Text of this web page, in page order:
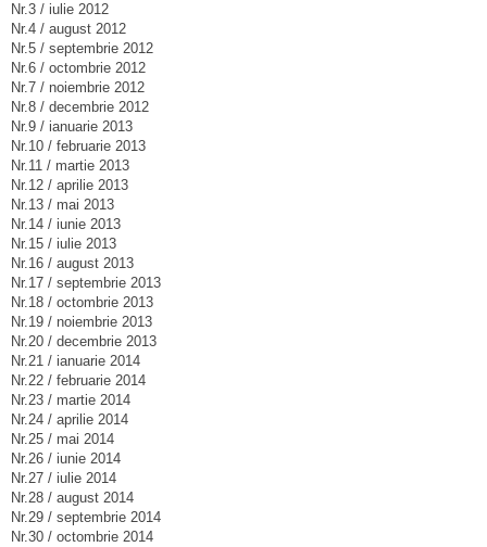
Nr.3 / iulie 2012
Nr.4 / august 2012
Nr.5 / septembrie 2012
Nr.6 / octombrie 2012
Nr.7 / noiembrie 2012
Nr.8 / decembrie 2012
Nr.9 / ianuarie 2013
Nr.10 / februarie 2013
Nr.11 / martie 2013
Nr.12 / aprilie 2013
Nr.13 / mai 2013
Nr.14 / iunie 2013
Nr.15 / iulie 2013
Nr.16 / august 2013
Nr.17 / septembrie 2013
Nr.18 / octombrie 2013
Nr.19 / noiembrie 2013
Nr.20 / decembrie 2013
Nr.21 / ianuarie 2014
Nr.22 / februarie 2014
Nr.23 / martie 2014
Nr.24 / aprilie 2014
Nr.25 / mai 2014
Nr.26 / iunie 2014
Nr.27 / iulie 2014
Nr.28 / august 2014
Nr.29 / septembrie 2014
Nr.30 / octombrie 2014